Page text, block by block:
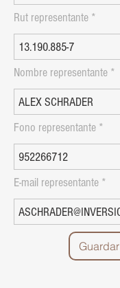
Rut representante
Nombre representante
Fono representante
E-mail representante
Guardar